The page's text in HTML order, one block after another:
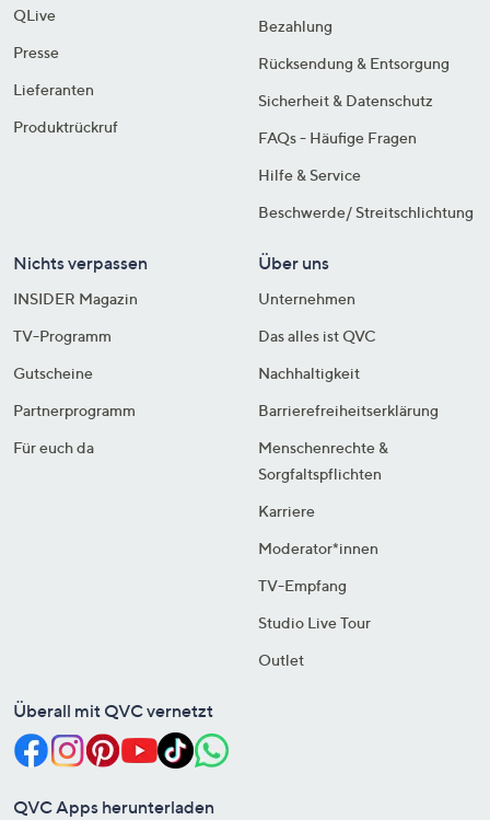
QLive
Presse
Lieferanten
Produktrückruf
Bezahlung
Rücksendung & Entsorgung
Sicherheit & Datenschutz
FAQs - Häufige Fragen
Hilfe & Service
Beschwerde/ Streitschlichtung
Nichts verpassen
INSIDER Magazin
TV-Programm
Gutscheine
Partnerprogramm
Für euch da
Über uns
Unternehmen
Das alles ist QVC
Nachhaltigkeit
Barrierefreiheitserklärung
Menschenrechte &
Sorgfaltspflichten
Karriere
Moderator*innen
TV-Empfang
Studio Live Tour
Outlet
Überall mit QVC vernetzt
QVC Apps herunterladen